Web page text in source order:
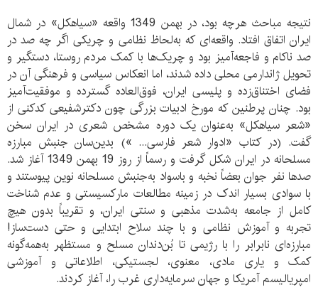
نتیجه مباحث هرچه بود، در بهمن 1349 واقعه «سیاهکل» در شمال
ایران اتفاق افتاد. واقعه‌ای که به‌لحاظ نظامی و چریکی اگر چه صد در
صد ناکام و فاجعه‌آمیز بود و چریک‌ها با کمک مردم روستا، دستگیر و
تحویل ژاندارمی محلی داده شدند، اما انعکاس سیاسی و فرهنگی آن در
فضای اختناق‌زده و پلیسی ایران، فوق‌العاده گسترده و موفقیت‌آمیز
بود. چنان پرطنین که مورخ ادبیات بزرگی چون دکترشفیعی کدکنی از
«شعر سیاهکل» به‌عنوان یک دوره مشخص شعری در ایران سخن
گفت. (در کتاب «ادوار شعر فارسی... ») بدین‌سان جنبش مبارزه
مسلحانه در ایران شکل گرفت و رسماً از روز 19 بهمن 1349 آغاز شد.
صدها نفر جوان بعضاً نخبه و باسواد به‌جنبش مسلحانه نوین پیوستند و
با سوادی بسیار اندک در زمینه مطالعات مارکسیستی و عدم شناخت
کامل از جامعه به‌شدت مذهبی و سنتی ایران، و تقریباً بدون هیچ
تجربه و آموزش نظامی و با چند سلاح ابتدایی و حتی دست‌ساز!
مبارزه‌ای نابرابر را با رژیمی تا بُن‌دندان مسلح و مستظهر به‌همه‌گونه
کمک و یاری مادی، معنوی، لجستیکی، اطلاعاتی و آموزشی
امپریالیسم آمریکا و جهان سرمایه‌داری غرب را، آغاز کردند.